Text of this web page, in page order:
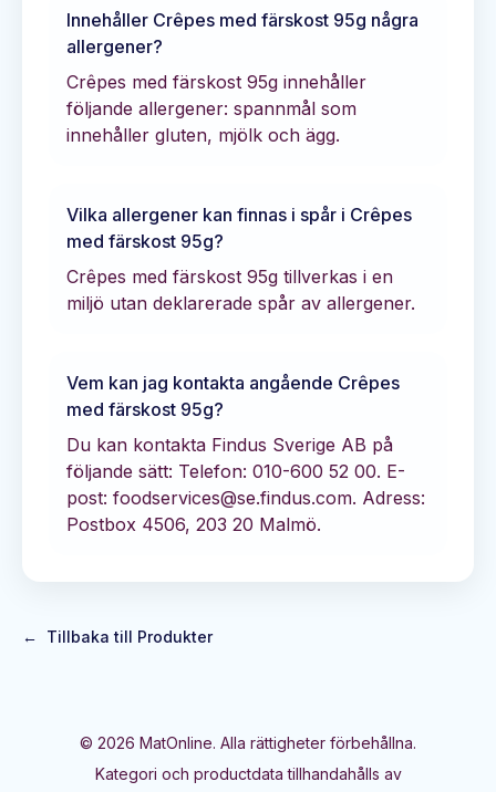
Innehåller Crêpes med färskost 95g några
allergener?
Crêpes med färskost 95g innehåller
följande allergener: spannmål som
innehåller gluten, mjölk och ägg.
Vilka allergener kan finnas i spår i Crêpes
med färskost 95g?
Crêpes med färskost 95g tillverkas i en
miljö utan deklarerade spår av allergener.
Vem kan jag kontakta angående Crêpes
med färskost 95g?
Du kan kontakta Findus Sverige AB på
följande sätt: Telefon: 010-600 52 00. E-
post: foodservices@se.findus.com. Adress:
Postbox 4506, 203 20 Malmö.
← Tillbaka till Produkter
© 2026 MatOnline. Alla rättigheter förbehållna.
Kategori och productdata tillhandahålls av